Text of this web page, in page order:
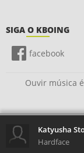
SIGA O KBOING
facebook
Ouvir música
Hardface